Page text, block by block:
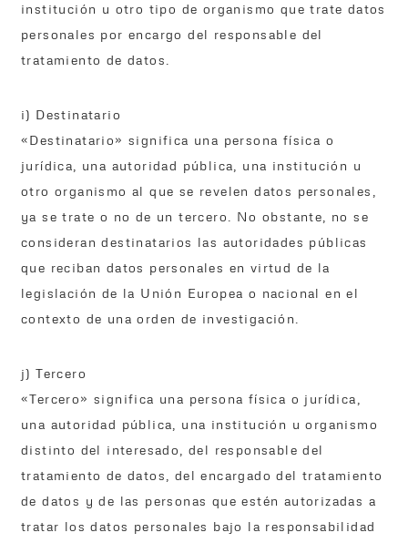
institución u otro tipo de organismo que trate datos
personales por encargo del responsable del
tratamiento de datos.
i) Destinatario
«Destinatario» significa una persona física o
jurídica, una autoridad pública, una institución u
otro organismo al que se revelen datos personales,
ya se trate o no de un tercero. No obstante, no se
consideran destinatarios las autoridades públicas
que reciban datos personales en virtud de la
legislación de la Unión Europea o nacional en el
contexto de una orden de investigación.
j) Tercero
«Tercero» significa una persona física o jurídica,
una autoridad pública, una institución u organismo
distinto del interesado, del responsable del
tratamiento de datos, del encargado del tratamiento
de datos y de las personas que estén autorizadas a
tratar los datos personales bajo la responsabilidad